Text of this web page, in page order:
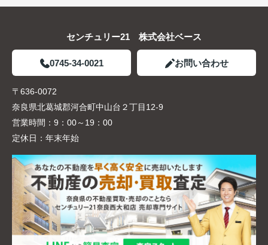
センチュリー21 株式会社ベース
0745-34-0021 お問い合わせ
〒636-0072
奈良県北葛城郡河合町中山台２丁目12-9
営業時間： 9：00～19：00
定休日： 年末年始